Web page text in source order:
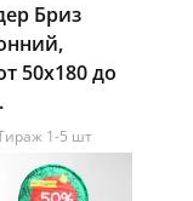
Бриз
50х180 до
1-5 шт